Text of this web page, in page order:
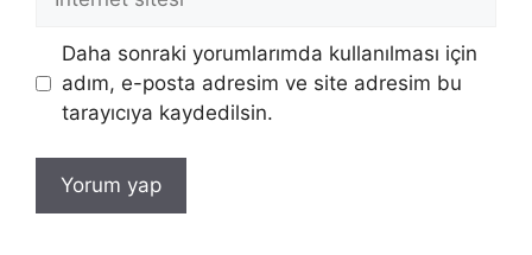
sitesi
Daha sonraki yorumlarımda kullanılması için
adım, e-posta adresim ve site adresim bu
tarayıcıya kaydedilsin.